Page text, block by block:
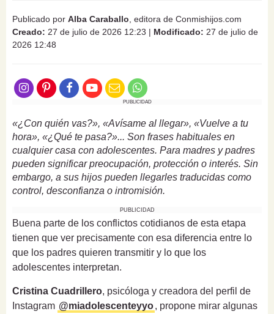
Publicado por Alba Caraballo , editora de Conmishijos.com
Creado: 27 de julio de 2026 12:23 | Modificado: 27 de julio de
2026 12:48
PUBLICIDAD
«¿Con quién vas?», «Avísame al llegar», «Vuelve a tu
hora», «¿Qué te pasa?»... Son frases habituales en
cualquier casa con adolescentes. Para madres y padres
pueden significar preocupación, protección o interés. Sin
embargo, a sus hijos pueden llegarles traducidas como
control, desconfianza o intromisión.
PUBLICIDAD
Buena parte de los conflictos cotidianos de esta etapa
tienen que ver precisamente con esa diferencia entre lo
que los padres quieren transmitir y lo que los
adolescentes interpretan.
Cristina Cuadrillero, psicóloga y creadora del perfil de
Instagram @miadolescenteyyo, propone mirar algunas